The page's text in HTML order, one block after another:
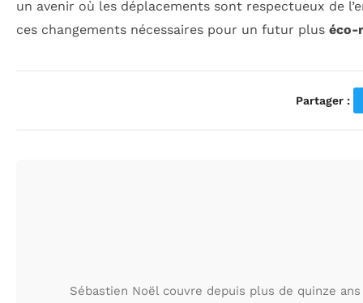
un avenir où les déplacements sont respectueux de
ces changements nécessaires pour un futur plus éco-
Partager :
Sébastien Noël couvre depuis plus de quinze